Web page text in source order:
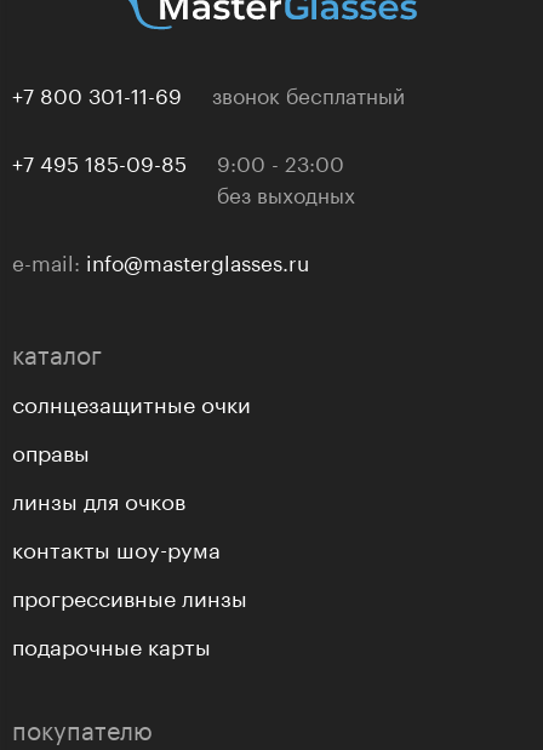
+7 800 301-11-69 звонок бесплатный
+7 495 185-09-85
9:00 - 23:00
без выходных
e-mail: info@masterglasses.ru
каталог
солнцезащитные очки
оправы
линзы для очков
контакты шоу-рума
прогрессивные линзы
подарочные карты
покупателю